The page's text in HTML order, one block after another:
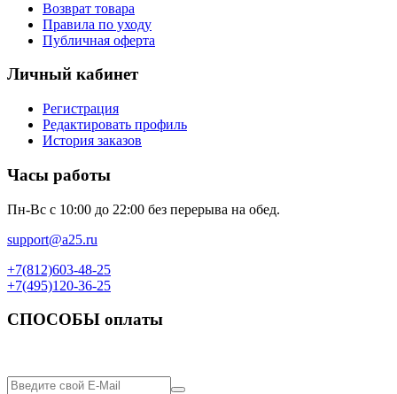
Возврат товара
Правила по уходу
Публичная оферта
Личный кабинет
Регистрация
Редактировать профиль
История заказов
Часы работы
Пн-Вс с 10:00 до 22:00 без перерыва на обед.
support@a25.ru
+7(812)603-48-25
+7(495)120-36-25
СПОСОБЫ оплаты